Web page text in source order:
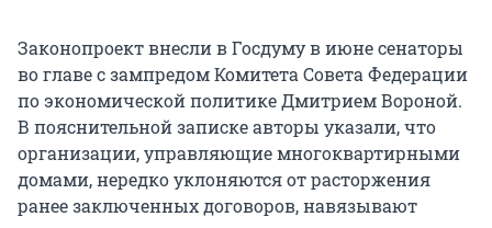
Законопроект внесли в Госдуму в июне сенаторы
во главе с зампредом Комитета Совета Федерации
по экономической политике Дмитрием Вороной.
В пояснительной записке авторы указали, что
организации, управляющие многоквартирными
домами, нередко уклоняются от расторжения
ранее заключенных договоров, навязывают